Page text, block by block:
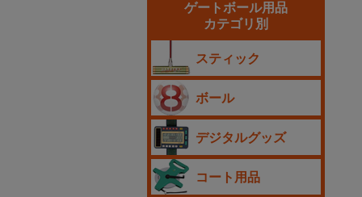
ゲートボール用品
カテゴリ別
スティック
ボール
デジタルグッズ
コート用品